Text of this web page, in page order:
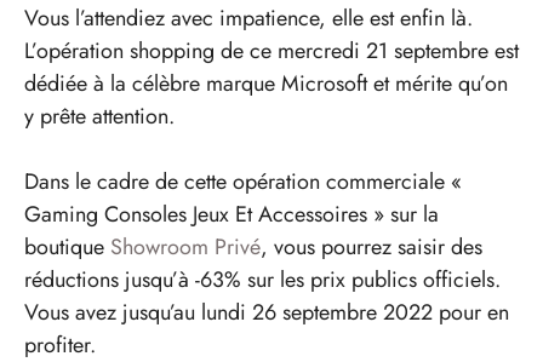
Vous l’attendiez avec impatience, elle est enfin là.
L’opération shopping de ce mercredi 21 septembre est
dédiée à la célèbre marque Microsoft et mérite qu’on
y prête attention.
Dans le cadre de cette opération commerciale «
Gaming Consoles Jeux Et Accessoires » sur la
boutique Showroom Privé, vous pourrez saisir des
réductions jusqu’à -63% sur les prix publics officiels.
Vous avez jusqu’au lundi 26 septembre 2022 pour en
profiter.